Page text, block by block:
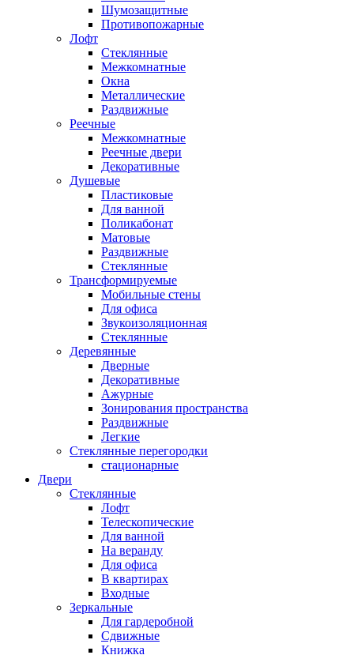
Шумозащитные
Противопожарные
Лофт
Стеклянные
Межкомнатные
Окна
Металлические
Раздвижные
Реечные
Межкомнатные
Реечные двери
Декоративные
Душевые
Пластиковые
Для ванной
Поликабонат
Матовые
Раздвижные
Стеклянные
Трансформируемые
Мобильные стены
Для офиса
Звукоизоляционная
Стеклянные
Деревянные
Дверные
Декоративные
Ажурные
Зонирования пространства
Раздвижные
Легкие
Стеклянные перегородки
стационарные
Двери
Стеклянные
Лофт
Телескопические
Для ванной
На веранду
Для офиса
В квартирах
Входные
Зеркальные
Для гардеробной
Сдвижные
Книжка